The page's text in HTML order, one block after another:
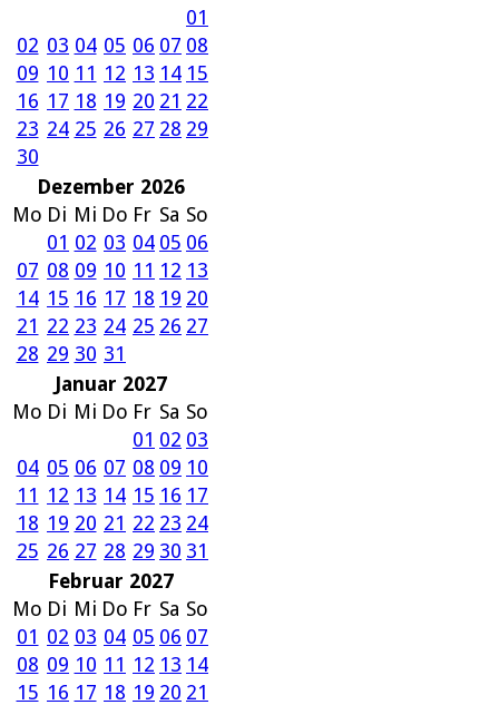
01
02 03 04 05 06 07 08
09 10 11 12 13 14 15
16 17 18 19 20 21 22
23 24 25 26 27 28 29
30
Dezember 2026
Mo Di Mi Do Fr Sa So
01 02 03 04 05 06
07 08 09 10 11 12 13
14 15 16 17 18 19 20
21 22 23 24 25 26 27
28 29 30 31
Januar 2027
Mo Di Mi Do Fr Sa So
01 02 03
04 05 06 07 08 09 10
11 12 13 14 15 16 17
18 19 20 21 22 23 24
25 26 27 28 29 30 31
Februar 2027
Mo Di Mi Do Fr Sa So
01 02 03 04 05 06 07
08 09 10 11 12 13 14
15 16 17 18 19 20 21